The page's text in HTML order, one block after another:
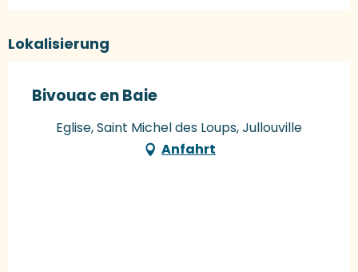
Lokalisierung
Bivouac en Baie
Eglise, Saint Michel des Loups, Jullouville
Anfahrt